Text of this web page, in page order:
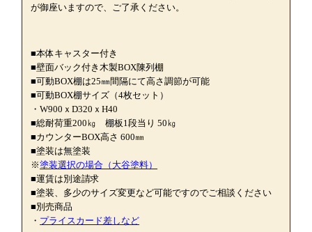
が御座いますので、ご了承ください。
■本体キャスター付き
■壁面バック付き木製BOX陳列棚
■可動BOX棚は25㎜間隔にて高さ調節が可能
■可動BOX棚サイズ（4枚セット）
・W900ｘD320ｘH40
■総耐荷重200㎏ 棚板1段当り 50㎏
■カウンターBOX高さ 600㎜
■塗装は無塗装
※塗装選択の場合（大谷塗料）
■運賃は別途請求
■塗装、多少のサイズ変更など可能ですのでご相談ください
■別売商品
・ プライスカード差しなど